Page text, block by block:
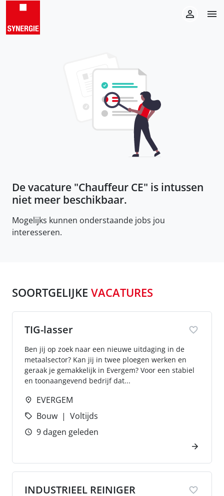
De vacature "Chauffeur CE" is intussen
niet meer beschikbaar.
Mogelijks kunnen onderstaande jobs jou
interesseren.
SOORTGELIJKE VACATURES
TIG-lasser
Ben jij op zoek naar een nieuwe uitdaging in de
metaalsector? Kan jij in twee ploegen werken en
geraak je gemakkelijk in Evergem? Voor een stabiel
en toonaangevend bedrijf dat...
EVERGEM
Bouw
Voltijds
9 dagen geleden
INDUSTRIEEL REINIGER